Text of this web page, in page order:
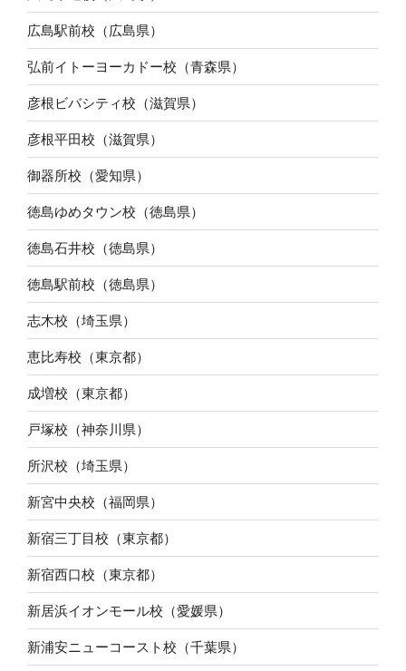
広島駅前校（広島県）
弘前イトーヨーカドー校（青森県）
彦根ビバシティ校（滋賀県）
彦根平田校（滋賀県）
御器所校（愛知県）
徳島ゆめタウン校（徳島県）
徳島石井校（徳島県）
徳島駅前校（徳島県）
志木校（埼玉県）
恵比寿校（東京都）
成増校（東京都）
戸塚校（神奈川県）
所沢校（埼玉県）
新宮中央校（福岡県）
新宿三丁目校（東京都）
新宿西口校（東京都）
新居浜イオンモール校（愛媛県）
新浦安ニューコースト校（千葉県）